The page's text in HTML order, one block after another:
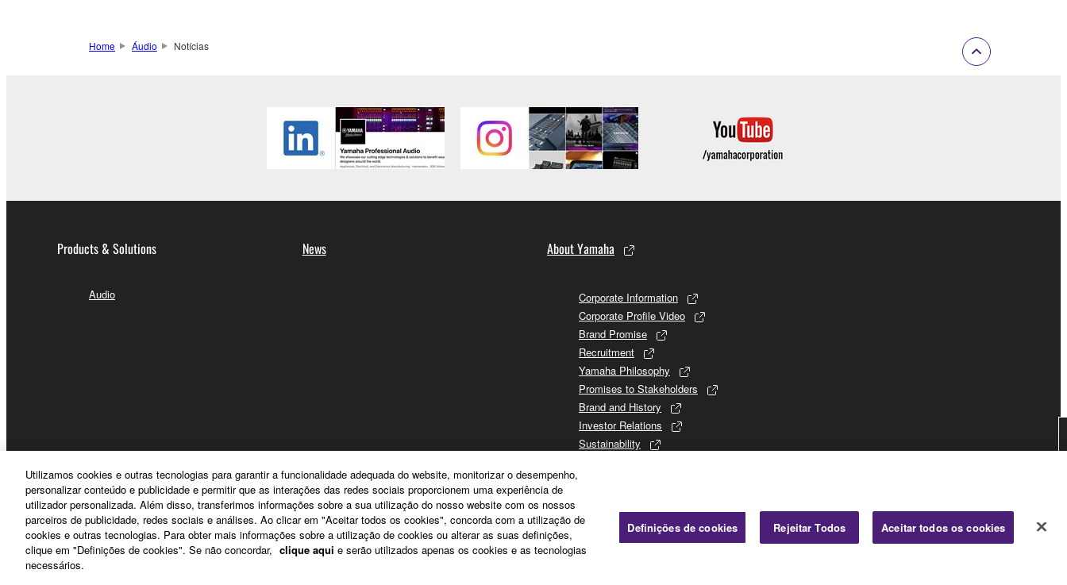
Home Áudio Notícias
Products & Solutions
Audio
News About Yamaha
Corporate Information
Corporate Profile Video
Brand Promise
Recruitment
Yamaha Philosophy
Promises to Stakeholders
Brand and History
Investor Relations
Sustainability
Portugal - English
Utilizamos cookies e outras tecnologias para garantir a funcionalidade adequada do website, monitorizar o desempenho,
personalizar conteúdo e publicidade e permitir que as interações das redes sociais proporcionem uma experiência de
utilizador personalizada. Além disso, transferimos informações sobre a sua utilização do nosso website com os nossos
parceiros de publicidade, redes sociais e análises. Ao clicar em "Aceitar todos os cookies", concorda com a utilização de
cookies e outras tecnologias. Para obter mais informações sobre a utilização de cookies ou alterar as suas definições,
clique em "Definições de cookies". Se não concordar, clique aqui e serão utilizados apenas os cookies e as tecnologias
necessários.
Definições de cookies Rejeitar Todos Aceitar todos os cookies